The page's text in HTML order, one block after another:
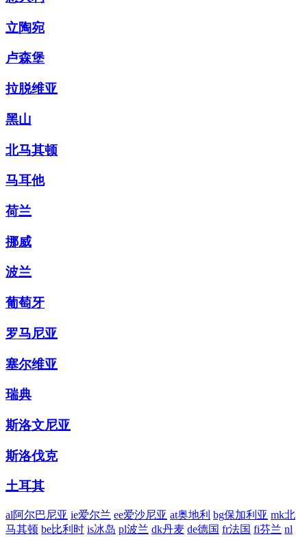
立陶宛
卢森堡
拉脱维亚
黑山
北马其顿
马耳他
荷兰
挪威
波兰
葡萄牙
罗马尼亚
塞尔维亚
瑞典
斯洛文尼亚
斯洛伐克
土耳其
al阿尔巴尼亚 ie爱尔兰 ee爱沙尼亚 at奥地利 bg保加利亚 mk北
马其顿 be比利时 is冰岛 pl波兰 dk丹麦 de德国 fr法国 fi芬兰 nl